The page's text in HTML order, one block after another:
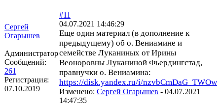
Сергей
Огарышев
Администратор
Сообщений:
261
Регистрация:
07.10.2019
#11
04.07.2021 14:46:29
Еще один материал (в дополнение к
предыдущему) об о. Вениамине и
семействе Луканиных от Ирины
Веоноровны Луканиной Фьердингстад,
правнучки о. Вениамина:
https://disk.yandex.ru/i/nzvbCmDaG_TWOw
Изменено: Сергей Огарышев - 04.07.2021
14:47:35